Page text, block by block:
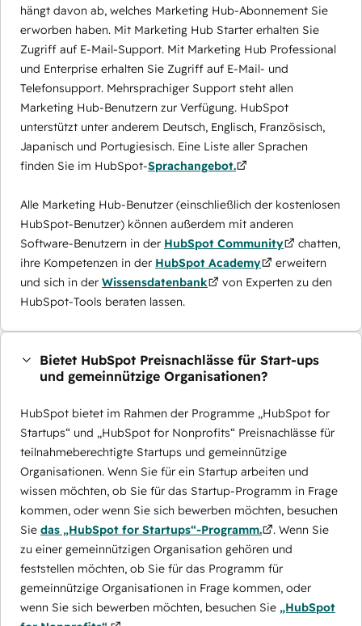
hängt davon ab, welches Marketing Hub-Abonnement Sie
erworben haben. Mit Marketing Hub Starter erhalten Sie
Zugriff auf E-Mail-Support. Mit Marketing Hub Professional
und Enterprise erhalten Sie Zugriff auf E-Mail- und
Telefonsupport. Mehrsprachiger Support steht allen
Marketing Hub-Benutzern zur Verfügung. HubSpot
unterstützt unter anderem Deutsch, Englisch, Französisch,
Japanisch und Portugiesisch. Eine Liste aller Sprachen
finden Sie im HubSpot-Sprachangebot.
Alle Marketing Hub-Benutzer (einschließlich der kostenlosen
HubSpot-Benutzer) können außerdem mit anderen
Software-Benutzern in der HubSpot Community
chatten,
ihre Kompetenzen in der HubSpot Academy
erweitern
und sich in der Wissensdatenbank
von Experten zu den
HubSpot-Tools beraten lassen.
Bietet HubSpot Preisnachlässe für Start-ups
und gemeinnützige Organisationen?
HubSpot bietet im Rahmen der Programme „HubSpot for
Startups“ und „HubSpot for Nonprofits“ Preisnachlässe für
teilnahmeberechtigte Startups und gemeinnützige
Organisationen. Wenn Sie für ein Startup arbeiten und
wissen möchten, ob Sie für das Startup-Programm in Frage
kommen, oder wenn Sie sich bewerben möchten, besuchen
Sie das „HubSpot for Startups“-Programm.
. Wenn Sie
zu einer gemeinnützigen Organisation gehören und
feststellen möchten, ob Sie für das Programm für
gemeinnützige Organisationen in Frage kommen, oder
wenn Sie sich bewerben möchten, besuchen Sie „HubSpot